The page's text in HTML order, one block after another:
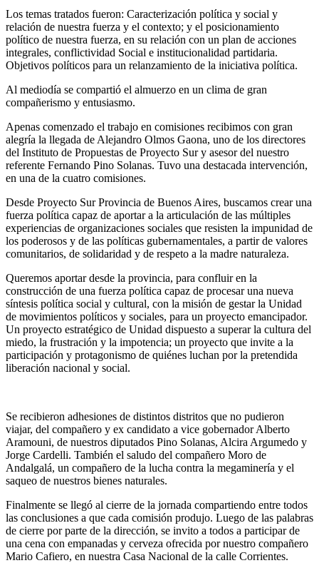
Los temas tratados fueron: Caracterización política y social y
relación de nuestra fuerza y el contexto; y el posicionamiento
político de nuestra fuerza, en su relación con un plan de acciones
integrales, conflictividad Social e institucionalidad partidaria.
Objetivos políticos para un relanzamiento de la iniciativa política.
Al mediodía se compartió el almuerzo en un clima de gran
compañerismo y entusiasmo.
Apenas comenzado el trabajo en comisiones recibimos con gran
alegría la llegada de Alejandro Olmos Gaona, uno de los directores
del Instituto de Propuestas de Proyecto Sur y asesor del nuestro
referente Fernando Pino Solanas. Tuvo una destacada intervención,
en una de la cuatro comisiones.
Desde Proyecto Sur Provincia de Buenos Aires, buscamos crear una
fuerza política capaz de aportar a la articulación de las múltiples
experiencias de organizaciones sociales que resisten la impunidad de
los poderosos y de las políticas gubernamentales, a partir de valores
comunitarios, de solidaridad y de respeto a la madre naturaleza.
Queremos aportar desde la provincia, para confluir en la
construcción de una fuerza política capaz de procesar una nueva
síntesis política social y cultural, con la misión de gestar la Unidad
de movimientos políticos y sociales, para un proyecto emancipador.
Un proyecto estratégico de Unidad dispuesto a superar la cultura del
miedo, la frustración y la impotencia; un proyecto que invite a la
participación y protagonismo de quiénes luchan por la pretendida
liberación nacional y social.
Se recibieron adhesiones de distintos distritos que no pudieron
viajar, del compañero y ex candidato a vice gobernador Alberto
Aramouni, de nuestros diputados Pino Solanas, Alcira Argumedo y
Jorge Cardelli. También el saludo del compañero Moro de
Andalgalá, un compañero de la lucha contra la megaminería y el
saqueo de nuestros bienes naturales.
Finalmente se llegó al cierre de la jornada compartiendo entre todos
las conclusiones a que cada comisión produjo. Luego de las palabras
de cierre por parte de la dirección, se invito a todos a participar de
una cena con empanadas y cerveza ofrecida por nuestro compañero
Mario Cafiero, en nuestra Casa Nacional de la calle Corrientes.